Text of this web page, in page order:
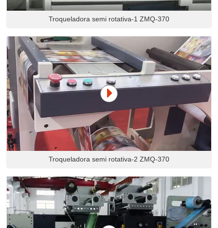
Troqueladora semi rotativa-1 ZMQ-370
Troqueladora semi rotativa-2 ZMQ-370